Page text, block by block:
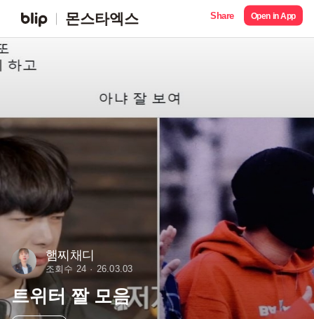
몬스타엑스 Share Open in App
햄찌채디
조회수 24 26.03.03
트위터 짤 모음